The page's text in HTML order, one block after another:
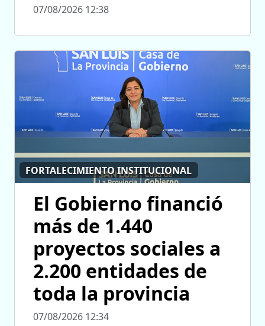
07/08/2026 12:38
FORTALECIMIENTO INSTITUCIONAL
El Gobierno financió
más de 1.440
proyectos sociales a
2.200 entidades de
toda la provincia
07/08/2026 12:34